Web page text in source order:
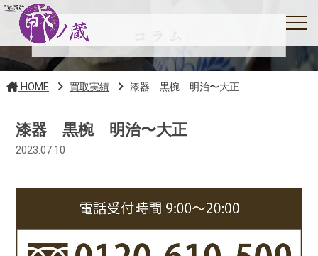
HOME 買取実績 漆器 黒椀 明治〜大正
漆器 黒椀 明治〜大正
2023.07.10